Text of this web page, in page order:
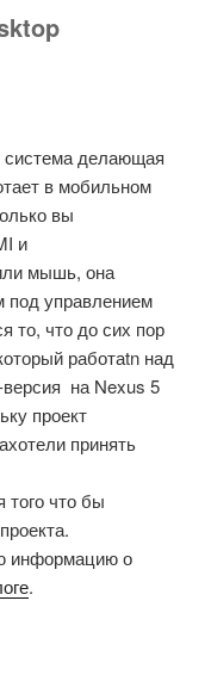
система делающая
в мобильном
вы
и
мышь, она
под управлением
то, что до сих пор
работаtn над
версия на Nexus 5
проект
принять
того что бы
информацию о
.